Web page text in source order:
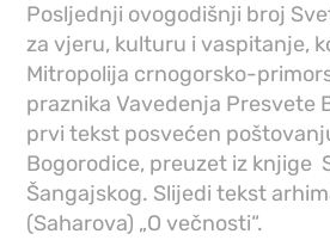
Posljednji ovogodišnji broj
za vjeru, kulturu i vaspitanje,
Mitropolija crnogorsko-
praznika Vavedenja Presvete
prvi tekst posvećen
Bogorodice, preuzet iz knjige
Šangajskog. Slijedi tekst
(Saharova) „O večnosti“.